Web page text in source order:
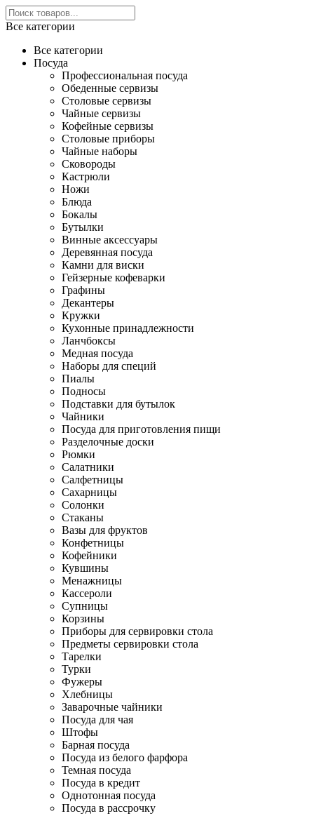
Все категории
Все категории
Посуда
Профессиональная посуда
Обеденные сервизы
Столовые сервизы
Чайные сервизы
Кофейные сервизы
Столовые приборы
Чайные наборы
Сковороды
Кастрюли
Ножи
Блюда
Бокалы
Бутылки
Винные аксессуары
Деревянная посуда
Камни для виски
Гейзерные кофеварки
Графины
Декантеры
Кружки
Кухонные принадлежности
Ланчбоксы
Медная посуда
Наборы для специй
Пиалы
Подносы
Подставки для бутылок
Чайники
Посуда для приготовления пищи
Разделочные доски
Рюмки
Салатники
Салфетницы
Сахарницы
Солонки
Стаканы
Вазы для фруктов
Конфетницы
Кофейники
Кувшины
Менажницы
Кассероли
Супницы
Корзины
Приборы для сервировки стола
Предметы сервировки стола
Тарелки
Турки
Фужеры
Хлебницы
Заварочные чайники
Посуда для чая
Штофы
Барная посуда
Посуда из белого фарфора
Темная посуда
Посуда в кредит
Однотонная посуда
Посуда в рассрочку